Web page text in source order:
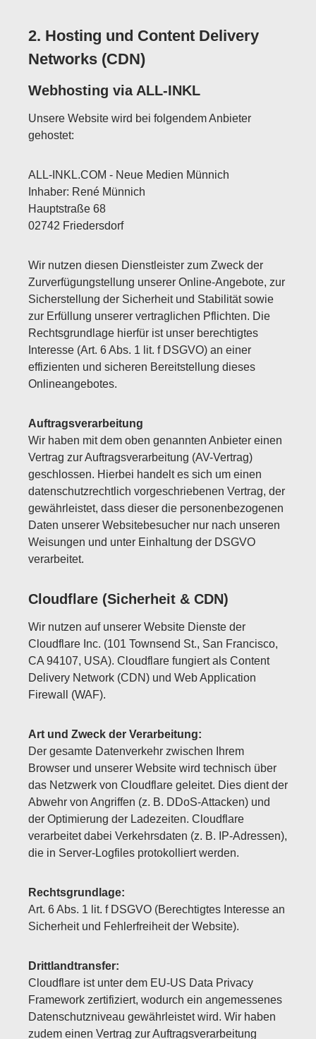
2. Hosting und Content Delivery
Networks (CDN)
Webhosting via ALL-INKL
Unsere Website wird bei folgendem Anbieter
gehostet:
ALL-INKL.COM - Neue Medien Münnich
Inhaber: René Münnich
Hauptstraße 68
02742 Friedersdorf
Wir nutzen diesen Dienstleister zum Zweck der
Zurverfügungstellung unserer Online-Angebote, zur
Sicherstellung der Sicherheit und Stabilität sowie
zur Erfüllung unserer vertraglichen Pflichten. Die
Rechtsgrundlage hierfür ist unser berechtigtes
Interesse (Art. 6 Abs. 1 lit. f DSGVO) an einer
effizienten und sicheren Bereitstellung dieses
Onlineangebotes.
Auftragsverarbeitung
Wir haben mit dem oben genannten Anbieter einen
Vertrag zur Auftragsverarbeitung (AV-Vertrag)
geschlossen. Hierbei handelt es sich um einen
datenschutzrechtlich vorgeschriebenen Vertrag, der
gewährleistet, dass dieser die personenbezogenen
Daten unserer Websitebesucher nur nach unseren
Weisungen und unter Einhaltung der DSGVO
verarbeitet.
Cloudflare (Sicherheit & CDN)
Wir nutzen auf unserer Website Dienste der
Cloudflare Inc. (101 Townsend St., San Francisco,
CA 94107, USA). Cloudflare fungiert als Content
Delivery Network (CDN) und Web Application
Firewall (WAF).
Art und Zweck der Verarbeitung:
Der gesamte Datenverkehr zwischen Ihrem
Browser und unserer Website wird technisch über
das Netzwerk von Cloudflare geleitet. Dies dient der
Abwehr von Angriffen (z. B. DDoS-Attacken) und
der Optimierung der Ladezeiten. Cloudflare
verarbeitet dabei Verkehrsdaten (z. B. IP-Adressen),
die in Server-Logfiles protokolliert werden.
Rechtsgrundlage:
Art. 6 Abs. 1 lit. f DSGVO (Berechtigtes Interesse an
Sicherheit und Fehlerfreiheit der Website).
Drittlandtransfer:
Cloudflare ist unter dem EU-US Data Privacy
Framework zertifiziert, wodurch ein angemessenes
Datenschutzniveau gewährleistet wird. Wir haben
zudem einen Vertrag zur Auftragsverarbeitung